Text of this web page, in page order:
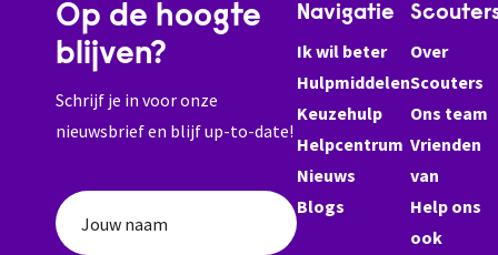
Op de hoogte
blijven?
Schrijf je in voor onze
nieuwsbrief en blijf up-to-date!
Jouw naam
Navigatie
Ik wil beter
Hulpmiddelen
Keuzehulp
Helpcentrum
Nieuws
Blogs
Over
Scouters
Ons team
Vrienden
van
Help ons
ook